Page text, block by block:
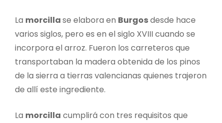
La morcillase elabora en Burgosdesde hace
varios siglos, pero es en el siglo XVIII cuando se
incorpora el arroz. Fueron los carreteros que
transportaban la madera obtenida de los pinos
de la sierra a tierras valencianas quienes trajeron
de allí este ingrediente.
La morcilla cumplirá con tres requisitos que